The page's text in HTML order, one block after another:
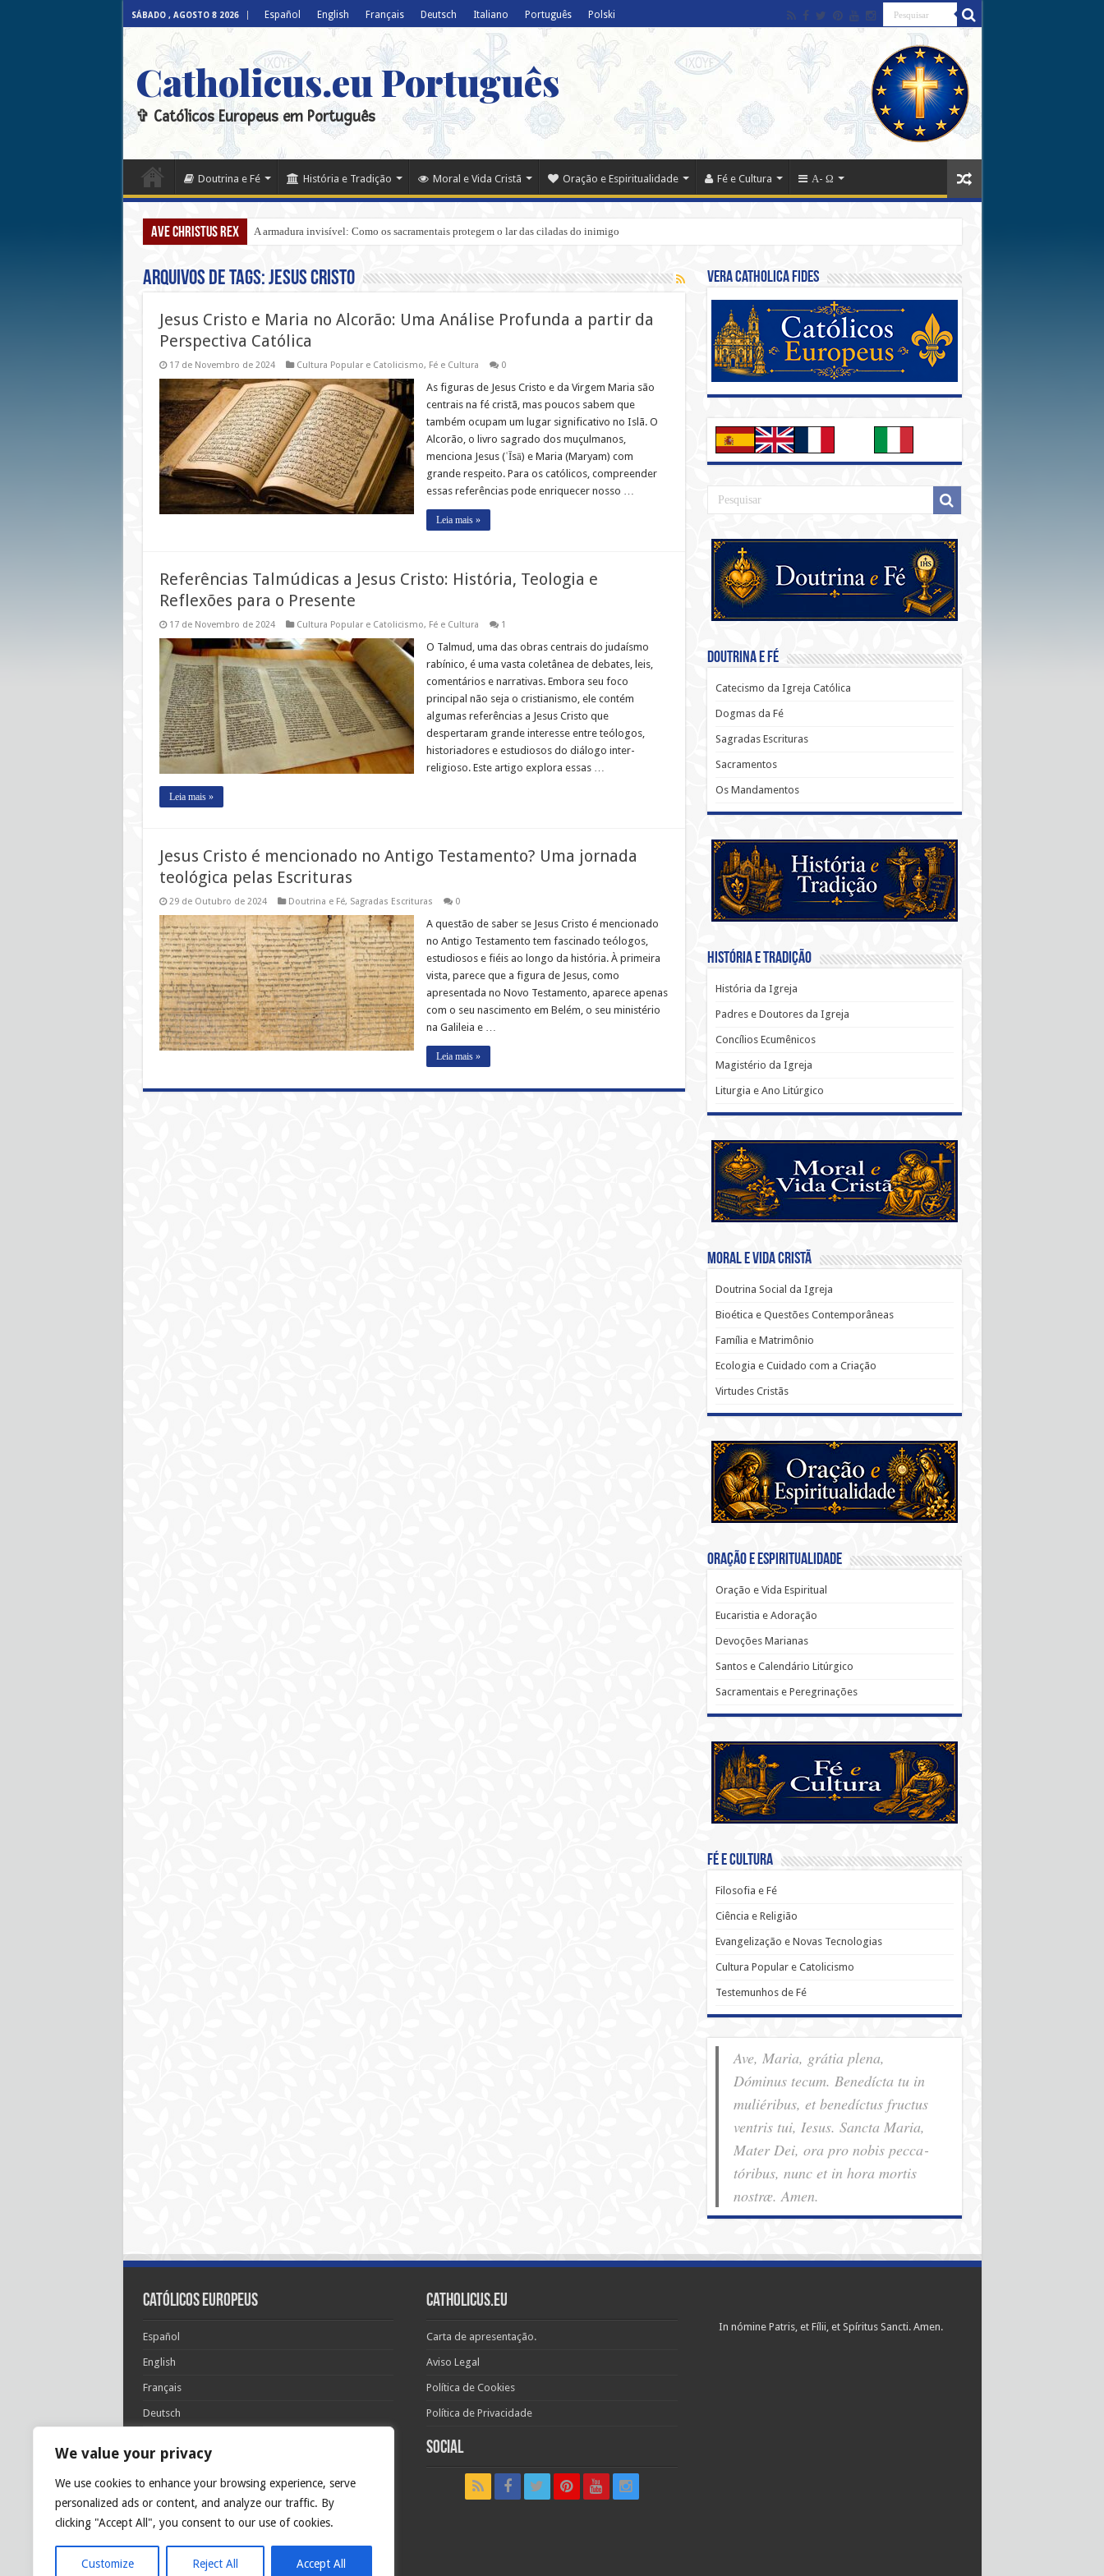
We value your privacy
We use cookies to enhance your browsing experience, serve
personalized ads or content, and analyze our traffic. By
clicking "Accept All", you consent to our use of cookies.
Customize Reject All Accept All
SÁBADO , AGOSTO 8 2026 Español English Français Deutsch Italiano Português Polski
Catholicus.eu Português
✞ Católicos Europeus em Português
Doutrina e Fé História e Tradição Moral e Vida Cristã Oração e Espiritualidade Fé e Cultura Α- Ω
Ave Christus Rex A armadura invisível: Como os sacramentais protegem o lar das ciladas do inimigo
Arquivos de tags:Jesus Cristo
Jesus Cristo e Maria no Alcorão: Uma Análise Profunda a partir da
Perspectiva Católica
17 de Novembro de 2024 Cultura Popular e Catolicismo, Fé e Cultura 0
As figuras de Jesus Cristo e da Virgem Maria são
centrais na fé cristã, mas poucos sabem que
também ocupam um lugar significativo no Islã. O
Alcorão, o livro sagrado dos muçulmanos,
menciona Jesus (ʿĪsā) e Maria (Maryam) com
grande respeito. Para os católicos, compreender
essas referências pode enriquecer nosso …
Leia mais »
Referências Talmúdicas a Jesus Cristo: História, Teologia e
Reflexões para o Presente
17 de Novembro de 2024 Cultura Popular e Catolicismo, Fé e Cultura 1
O Talmud, uma das obras centrais do judaísmo
rabínico, é uma vasta coletânea de debates, leis,
comentários e narrativas. Embora seu foco
principal não seja o cristianismo, ele contém
algumas referências a Jesus Cristo que
despertaram grande interesse entre teólogos,
historiadores e estudiosos do diálogo inter-
religioso. Este artigo explora essas …
Leia mais »
Jesus Cristo é mencionado no Antigo Testamento? Uma jornada
teológica pelas Escrituras
29 de Outubro de 2024 Doutrina e Fé, Sagradas Escrituras 0
A questão de saber se Jesus Cristo é mencionado
no Antigo Testamento tem fascinado teólogos,
estudiosos e fiéis ao longo da história. À primeira
vista, parece que a figura de Jesus, como
apresentada no Novo Testamento, aparece apenas
com o seu nascimento em Belém, o seu ministério
na Galileia e …
Leia mais »
Vera Catholica Fides
Doutrina e Fé
Catecismo da Igreja Católica
Dogmas da Fé
Sagradas Escrituras
Sacramentos
Os Mandamentos
História e Tradição
História da Igreja
Padres e Doutores da Igreja
Concílios Ecumênicos
Magistério da Igreja
Liturgia e Ano Litúrgico
Moral e Vida Cristã
Doutrina Social da Igreja
Bioética e Questões Contemporâneas
Família e Matrimônio
Ecologia e Cuidado com a Criação
Virtudes Cristãs
Oração e Espiritualidade
Oração e Vida Espiritual
Eucaristia e Adoração
Devoções Marianas
Santos e Calendário Litúrgico
Sacramentais e Peregrinações
Fé e Cultura
Filosofia e Fé
Ciência e Religião
Evangelização e Novas Tecnologias
Cultura Popular e Catolicismo
Testemunhos de Fé
Ave, Maria, grátia plena,
Dóminus tecum. Benedícta tu in
muliéribus, et benedíctus fructus
ventris tui, Iesus. Sancta Maria,
Mater Dei, ora pro nobis pec­ca­
tóribus, nunc et in hora mortis
nostræ. Amen.
Católicos Europeus
Español
English
Français
Deutsch
Português
Polski
Glória Patri, et Fílio, et Spirítui Sancto. Sicut erat in
princípio, et nunc et semper et in sǽcula
sæculórum. Amen.
Catholicus.eu
Carta de apresentação.
Aviso Legal
Política de Cookies
Política de Privacidade
Social
In nómine Patris, et Fílii, et Spíritus Sancti. Amen.